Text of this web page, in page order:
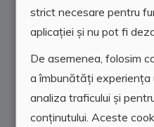
strict necesare pentru
aplicației și nu pot fi
De asemenea, folosim
a îmbunătăți experiența
analiza traficului și
conținutului. Aceste
Faianta
Parchet
Boxa
Intabulat